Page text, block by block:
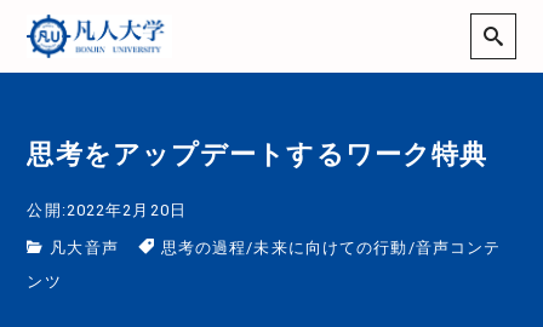
思考をアップデートするワーク特典
公開:2022年2月20日
凡大音声 思考の過程 /未来に向けての行動 /音声コンテ
ンツ